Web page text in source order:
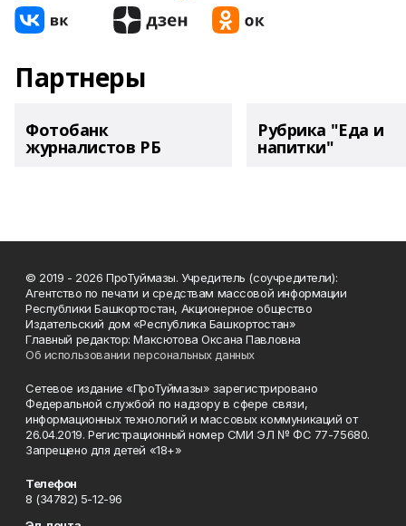
Партнеры
Фотобанк
журналистов РБ
Рубрика "Еда и
напитки"
© 2019 - 2026 ПроТуймазы. Учредитель (соучредители):
Агентство по печати и средствам массовой информации
Республики Башкортостан, Акционерное общество
Издательский дом «Республика Башкортостан»
Главный редактор: Максютова Оксана Павловна
Об использовании персональных данных
Сетевое издание «ПроТуймазы» зарегистрировано
Федеральной службой по надзору в сфере связи,
информационных технологий и массовых коммуникаций от
26.04.2019. Регистрационный номер СМИ ЭЛ № ФС 77-75680.
Запрещено для детей «18+»
Телефон
8 (34782) 5-12-96